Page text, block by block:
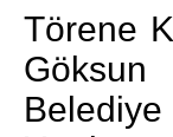
Törene
Göksun